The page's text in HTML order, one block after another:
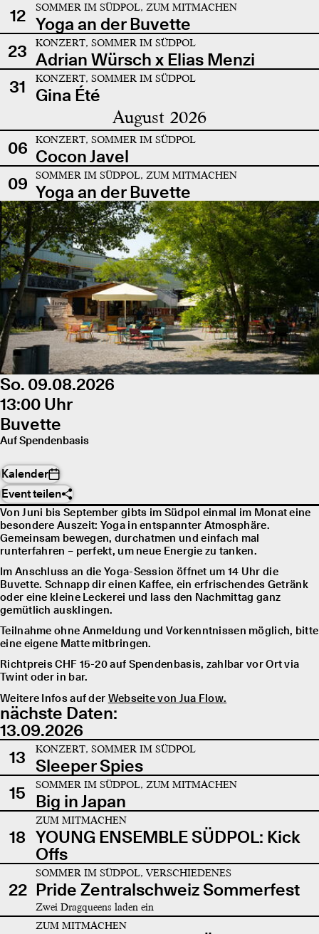
12 SOMMER IM SÜDPOL, ZUM MITMACHEN
Yoga an der Buvette
23
KONZERT, SOMMER IM SÜDPOL
Adrian Würsch x Elias Menzi
31
KONZERT, SOMMER IM SÜDPOL
Gina Été
August 2026
06 KONZERT, SOMMER IM SÜDPOL
Cocon Javel
09
SOMMER IM SÜDPOL, ZUM MITMACHEN
Yoga an der Buvette
So. 09.08.2026
13:00 Uhr
Buvette
Auf Spendenbasis
Kalender
Event teilen
Von Juni bis September gibts im Südpol einmal im Monat eine
besondere Auszeit: Yoga in entspannter Atmosphäre.
Gemeinsam bewegen, durchatmen und einfach mal
runterfahren – perfekt, um neue Energie zu tanken.
Im Anschluss an die Yoga-Session öffnet um 14 Uhr die
Buvette. Schnapp dir einen Kaffee, ein erfrischendes Getränk
oder eine kleine Leckerei und lass den Nachmittag ganz
gemütlich ausklingen.
Teilnahme ohne Anmeldung und Vorkenntnissen möglich, bitte
eine eigene Matte mitbringen.
Richtpreis CHF 15-20 auf Spendenbasis, zahlbar vor Ort via
Twint oder in bar.
Weitere Infos auf der Webseite von Jua Flow.
nächste Daten:
13.09.2026
13
KONZERT, SOMMER IM SÜDPOL
Sleeper Spies
15
SOMMER IM SÜDPOL, ZUM MITMACHEN
Big in Japan
18
ZUM MITMACHEN
YOUNG ENSEMBLE SÜDPOL: Kick
Offs
22
SOMMER IM SÜDPOL, VERSCHIEDENES
Pride Zentralschweiz Sommerfest
Zwei Dragqueens laden ein
ZUM MITMACHEN